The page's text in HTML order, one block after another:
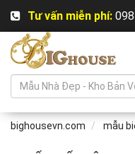
Tư vấn miễn phí:
bighousevn.com mẫu